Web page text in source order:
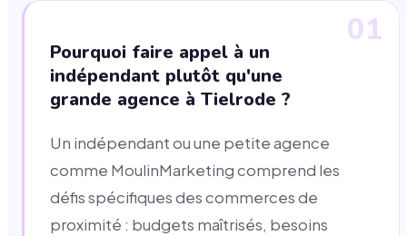
01
Pourquoi faire appel à un
indépendant plutôt qu'une
grande agence à Tielrode ?
Un indépendant ou une petite agence
comme MoulinMarketing comprend les
défis spécifiques des commerces de
proximité : budgets maîtrisés, besoins